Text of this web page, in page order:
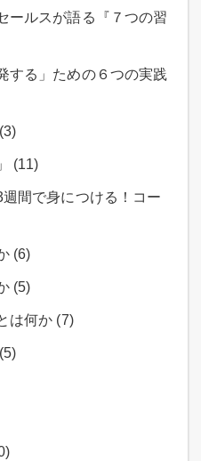
ールスが語る『７つの習
する」ための６つの実践
(11)
週間で身につける！コー
(6)
(5)
は何か (7)